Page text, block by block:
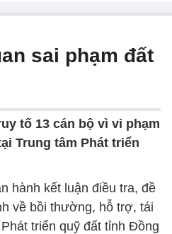
sai phạm đất
tố 13 cán bộ vì vi phạm
Trung tâm Phát triển
hành kết luận điều tra, đề
về bồi thường, hỗ trợ, tái
triển quỹ đất tỉnh Đồng